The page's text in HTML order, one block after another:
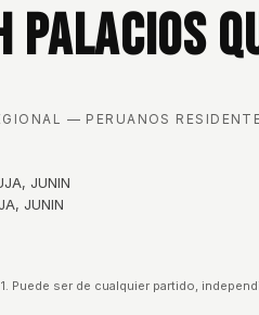
Palacios
— PERUANOS
JUNIN
JUNIN
Puede ser de cualquier partido,